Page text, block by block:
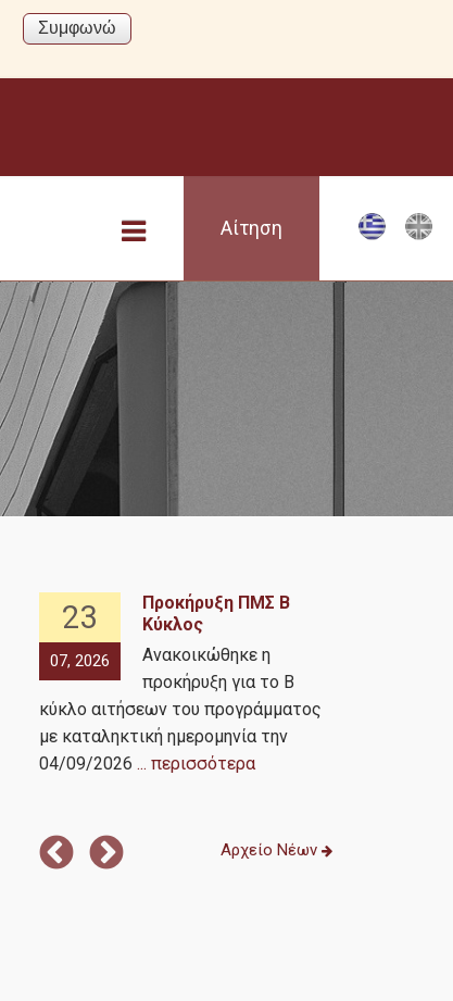
Αίτηση
23
07, 2026
Προκήρυξη ΠΜΣ Β
Κύκλος
Ανακοικώθηκε η
προκήρυξη για το Β
κύκλο αιτήσεων του προγράμματος
με καταληκτική ημερομηνία την
04/09/2026 ... περισσότερα
Αρχείο Νέων